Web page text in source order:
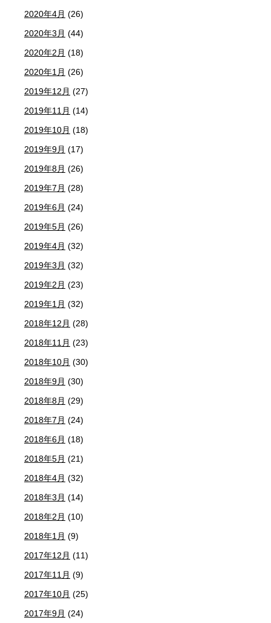
2020年4月 (26)
2020年3月 (44)
2020年2月 (18)
2020年1月 (26)
2019年12月 (27)
2019年11月 (14)
2019年10月 (18)
2019年9月 (17)
2019年8月 (26)
2019年7月 (28)
2019年6月 (24)
2019年5月 (26)
2019年4月 (32)
2019年3月 (32)
2019年2月 (23)
2019年1月 (32)
2018年12月 (28)
2018年11月 (23)
2018年10月 (30)
2018年9月 (30)
2018年8月 (29)
2018年7月 (24)
2018年6月 (18)
2018年5月 (21)
2018年4月 (32)
2018年3月 (14)
2018年2月 (10)
2018年1月 (9)
2017年12月 (11)
2017年11月 (9)
2017年10月 (25)
2017年9月 (24)